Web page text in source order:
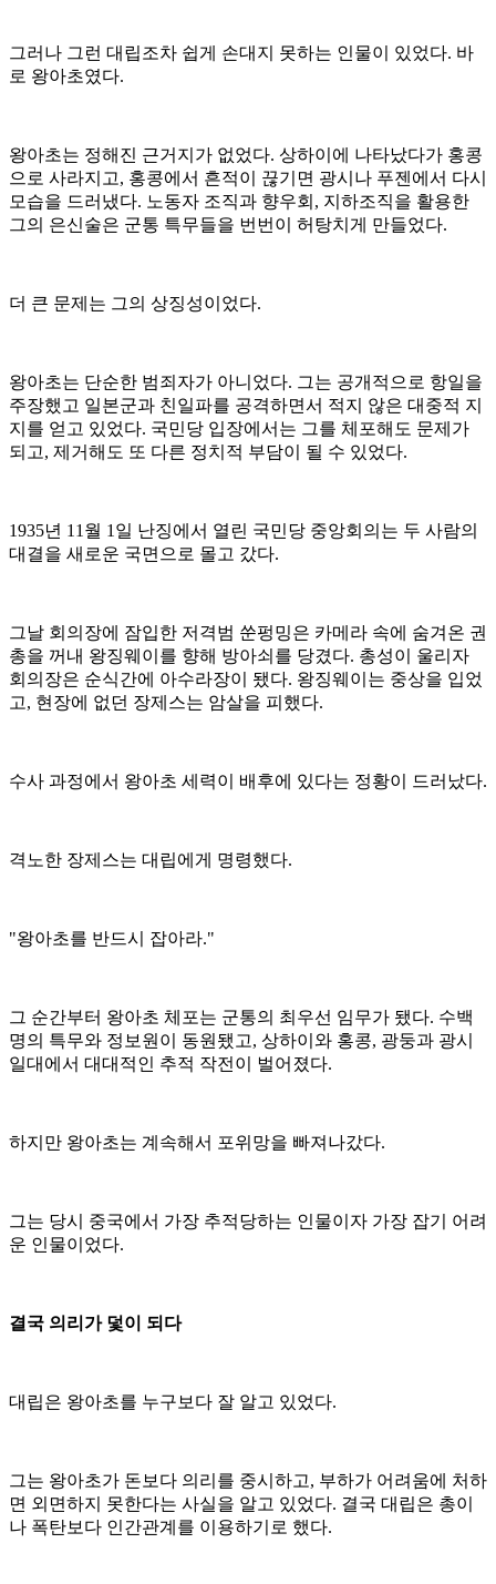
그러나 그런 대립조차 쉽게 손대지 못하는 인물이 있었다. 바
로 왕아초였다.
왕아초는 정해진 근거지가 없었다. 상하이에 나타났다가 홍콩
으로 사라지고, 홍콩에서 흔적이 끊기면 광시나 푸젠에서 다시
모습을 드러냈다. 노동자 조직과 향우회, 지하조직을 활용한
그의 은신술은 군통 특무들을 번번이 허탕치게 만들었다.
더 큰 문제는 그의 상징성이었다.
왕아초는 단순한 범죄자가 아니었다. 그는 공개적으로 항일을
주장했고 일본군과 친일파를 공격하면서 적지 않은 대중적 지
지를 얻고 있었다. 국민당 입장에서는 그를 체포해도 문제가
되고, 제거해도 또 다른 정치적 부담이 될 수 있었다.
1935년 11월 1일 난징에서 열린 국민당 중앙회의는 두 사람의
대결을 새로운 국면으로 몰고 갔다.
그날 회의장에 잠입한 저격범 쑨펑밍은 카메라 속에 숨겨온 권
총을 꺼내 왕징웨이를 향해 방아쇠를 당겼다. 총성이 울리자
회의장은 순식간에 아수라장이 됐다. 왕징웨이는 중상을 입었
고, 현장에 없던 장제스는 암살을 피했다.
수사 과정에서 왕아초 세력이 배후에 있다는 정황이 드러났다.
격노한 장제스는 대립에게 명령했다.
"왕아초를 반드시 잡아라."
그 순간부터 왕아초 체포는 군통의 최우선 임무가 됐다. 수백
명의 특무와 정보원이 동원됐고, 상하이와 홍콩, 광둥과 광시
일대에서 대대적인 추적 작전이 벌어졌다.
하지만 왕아초는 계속해서 포위망을 빠져나갔다.
그는 당시 중국에서 가장 추적당하는 인물이자 가장 잡기 어려
운 인물이었다.
결국 의리가 덫이 되다
대립은 왕아초를 누구보다 잘 알고 있었다.
그는 왕아초가 돈보다 의리를 중시하고, 부하가 어려움에 처하
면 외면하지 못한다는 사실을 알고 있었다. 결국 대립은 총이
나 폭탄보다 인간관계를 이용하기로 했다.